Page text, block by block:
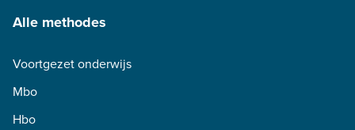
Alle methodes
Voortgezet onderwijs
Mbo
Hbo